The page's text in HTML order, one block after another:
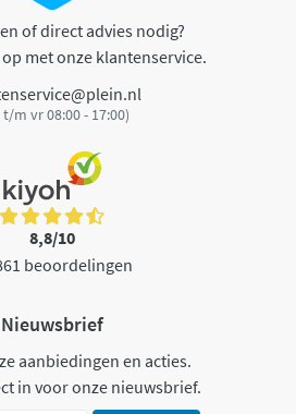
of direct advies nodig?
met onze klantenservice.
t/m vr 08:00 - 17:00)
8,8/10
beoordelingen
Nieuwsbrief
aanbiedingen en acties.
in voor onze nieuwsbrief.